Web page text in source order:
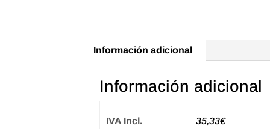
Información adicional
Información adicional
IVA Incl. 35,33€